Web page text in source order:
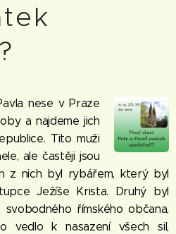
nese v Praze
a najdeme jich
Tito muži
ale častěji jsou
z nich byl rybářem, který byl
Ježíše Krista. Druhý byl
římského občana,
vedlo k nasazení všech sil,